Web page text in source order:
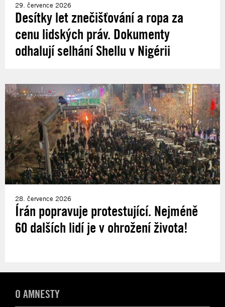
29. července 2026
Desítky let znečišťování a ropa za
cenu lidských práv. Dokumenty
odhalují selhání Shellu v Nigérii
28. července 2026
Írán popravuje protestující. Nejméně
60 dalších lidí je v ohrožení života!
O AMNESTY